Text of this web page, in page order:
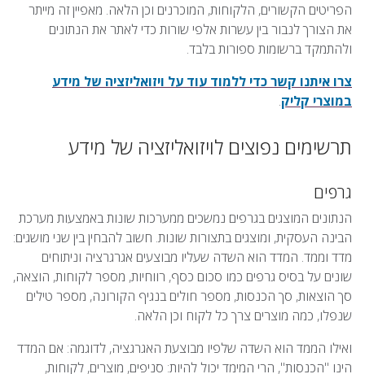
הפריטים הקשורים, הלקוחות, המוכרנים וכן הלאה. מאפיין זה מייתר
את הצורך לנבור בין עשרות אלפי שורות כדי לאתר את הנתונים
ולהתמקד ברשומות ספורות בלבד.
צרו איתנו קשר כדי ללמוד עוד על ויזואליזציה של מידע
במוצרי קליק.
תרשימים נפוצים לויזואליזציה של מידע
גרפים
הנתונים המוצגים בגרפים נמשכים ממערכות שונות באמצעות מערכת
הבינה העסקית, ומוצגים בתצורות שונות. חשוב להבחין בין שני מושגים:
מדד וממד. המדד הוא השדה שעליו מבוצעים אגרגרציה וניתוחים
שונים על בסיס גרפים כמו סכום כסף, רווחיות, מספר לקוחות, הוצאה,
סך הוצאות, סך הכנסות, מספר חולים בנגיף הקורונה, מספר טילים
שנפלו, כמה מוצרים צרך כל לקוח וכן הלאה.
ואילו הממד הוא השדה שלפיו מבוצעת האגרגציה, לדוגמה: אם המדד
הינו "הכנסות", הרי המימד יכול להיות: סניפים, מוצרים, לקוחות,